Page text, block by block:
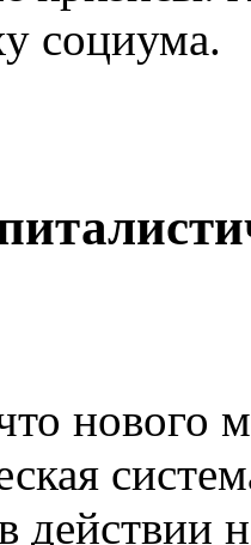
социума.
нового
действии